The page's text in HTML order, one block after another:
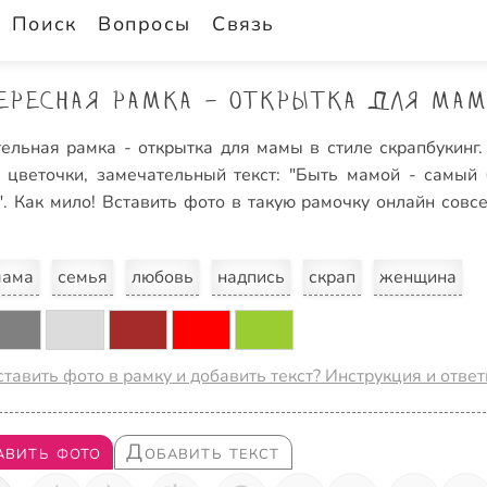
Поиск Вопросы Связь
рамка - открытка для
рамка - открытка для мамы в стиле
цветочки, замечательный текст: "Быть мамой - самый
Как мило! Вставить фото в такую рамочку онлайн
семья любовь надпись скрап женщина
фото в рамку и добавить текст? Инструкция и
фото Добавить текст